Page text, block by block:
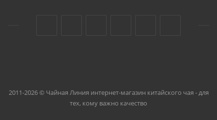
2011-2026 © Чайная Линия интернет-магазин китайского чая - для
тех, кому важно качество